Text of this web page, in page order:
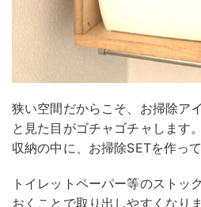
狭い空間だからこそ、お掃除ア
と見た目がゴチャゴチャします
収納の中に、お掃除SETを作っ
トイレットペーパー等のストッ
おくことで取り出しやすくなりま